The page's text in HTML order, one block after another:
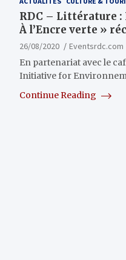
RDC – Littérature :
À l’Encre verte »
26/08/2020
Eventsrdc.com
En partenariat avec le
Initiative for
Continue Reading